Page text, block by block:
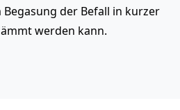
der Befall in kurzer
werden kann.